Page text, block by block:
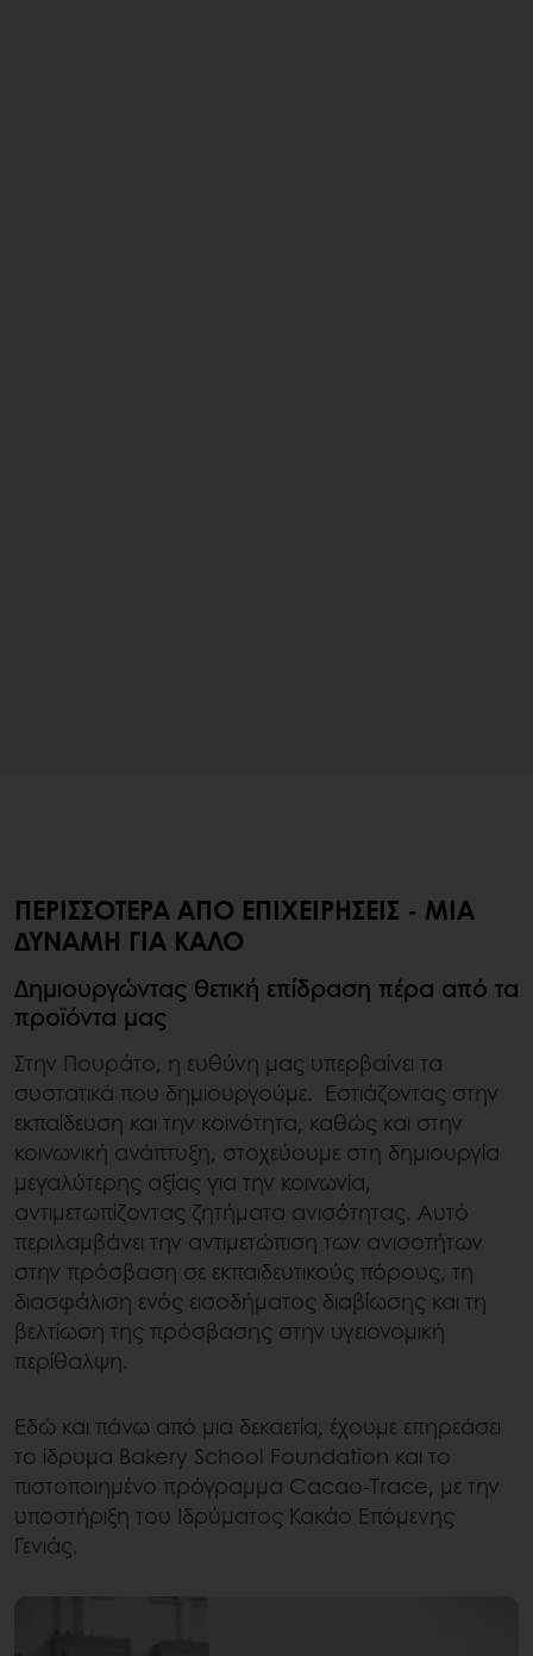
ΠΕΡΙΣΣΌΤΕΡΑ ΑΠΌ ΕΠΙΧΕΙΡΉΣΕΙΣ - ΜΙΑ
ΔΎΝΑΜΗ ΓΙΑ ΚΑΛΌ
Δημιουργώντας θετική επίδραση πέρα από τα
προϊόντα μας
Στην Πουράτο, η ευθύνη μας υπερβαίνει τα
συστατικά που δημιουργούμε. Εστιάζοντας στην
εκπαίδευση και την κοινότητα, καθώς και στην
κοινωνική ανάπτυξη, στοχεύουμε στη δημιουργία
μεγαλύτερης αξίας για την κοινωνία,
αντιμετωπίζοντας ζητήματα ανισότητας. Αυτό
περιλαμβάνει την αντιμετώπιση των ανισοτήτων
στην πρόσβαση σε εκπαιδευτικούς πόρους, τη
διασφάλιση ενός εισοδήματος διαβίωσης και τη
βελτίωση της πρόσβασης στην υγειονομική
περίθαλψη.
Εδώ και πάνω από μια δεκαετία, έχουμε επηρεάσει
το ίδρυμα Bakery School Foundation και το
πιστοποιημένο πρόγραμμα Cacao-Trace, με την
υποστήριξη του Ιδρύματος Κακάο Επόμενης
Γενιάς.